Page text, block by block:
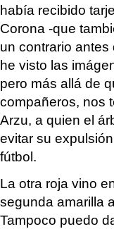
había recibido
Corona -que
un contrario
he visto las
pero más allá de
compañeros, nos
Arzu, a quien el
evitar su
fútbol.
La otra roja vino
segunda amarilla
Tampoco puedo